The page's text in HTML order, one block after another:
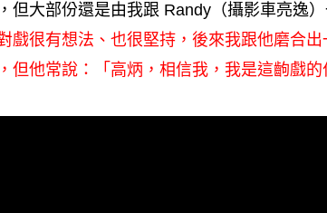
但大部份還是由我跟 Randy（攝影車亮逸）
戲很有想法、也很堅持，後來我跟他磨合
但他常說：「高炳，相信我，我是這齣戲的